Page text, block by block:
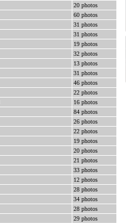
20 photos
60 photos
31 photos
31 photos
19 photos
32 photos
13 photos
31 photos
46 photos
22 photos
16 photos
84 photos
26 photos
22 photos
19 photos
20 photos
21 photos
33 photos
12 photos
28 photos
34 photos
28 photos
29 photos